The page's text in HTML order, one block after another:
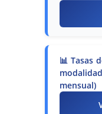
📊 Tasas
mensual)